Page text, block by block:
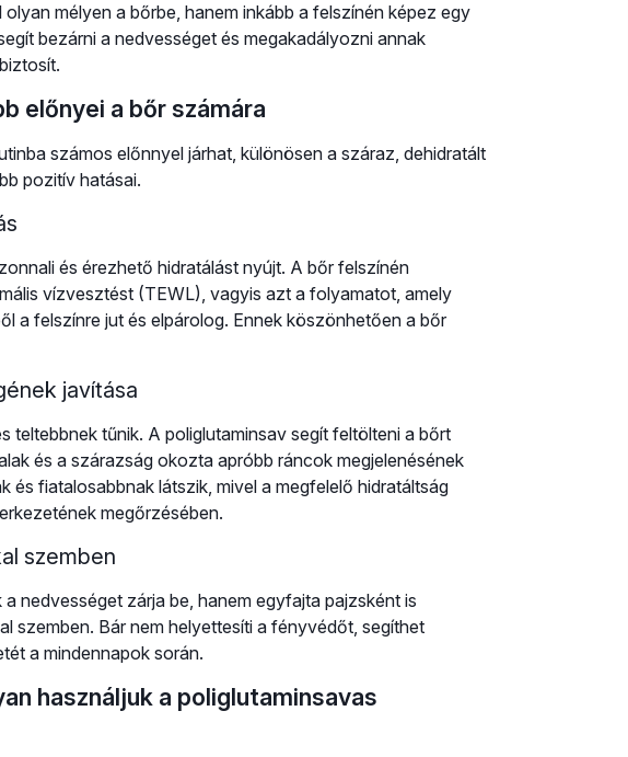
mélyen a bőrbe, hanem inkább a felszínén képez egy
bezárni a nedvességet és megakadályozni annak
előnyei a bőr számára
számos előnnyel járhat, különösen a száraz, dehidratált
pozitív hatásai.
és érezhető hidratálást nyújt. A bőr felszínén
vízvesztést (TEWL), vagyis azt a folyamatot, amely
a felszínre jut és elpárolog. Ennek köszönhetően a bőr
javítása
teltebbnek tűnik. A poliglutaminsav segít feltölteni a bőrt
és a szárazság okozta apróbb ráncok megjelenésének
és fiatalosabbnak látszik, mivel a megfelelő hidratáltság
megőrzésében.
szemben
nedvességet zárja be, hanem egyfajta pajzsként is
szemben. Bár nem helyettesíti a fényvédőt, segíthet
a mindennapok során.
használjuk a poliglutaminsavas